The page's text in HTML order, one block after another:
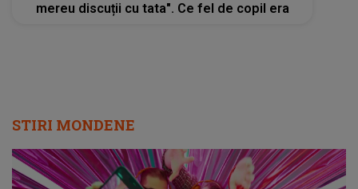
mereu discuții cu tata". Ce fel de copil era
STIRI MONDENE